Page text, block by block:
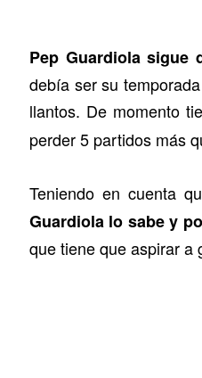
Pep Guardiola sigue
debía ser su
llantos. De momento
perder 5 partidos más
Teniendo en cuenta
Guardiola lo sabe y
que tiene que aspirar a